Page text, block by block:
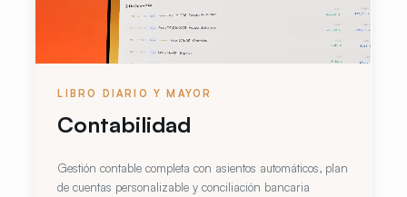
LIBRO DIARIO Y MAYOR
Contabilidad
Gestión contable completa con asientos automáticos, plan
de cuentas personalizable y conciliación bancaria